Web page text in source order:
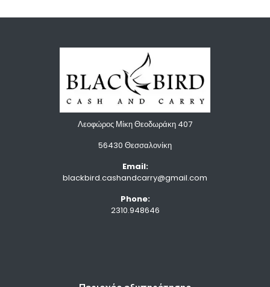
Λεοφώρος Μίκη Θεοδωράκη 407
56430 Θεσσαλονίκη
Email:
blackbird.cashandcarry@gmail.com
Phone:
2310.948646